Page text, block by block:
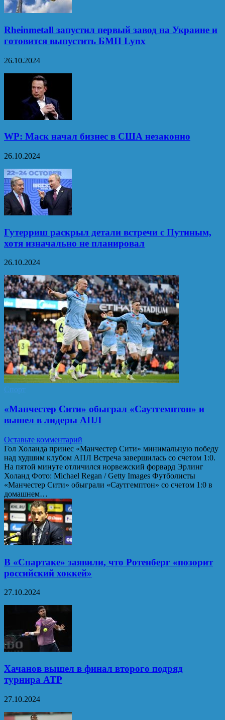
Rheinmetall запустил первый завод на Украине и
готовится выпустить БМП Lynx
26.10.2024
WP: Маск начал бизнес в США незаконно
26.10.2024
Гутерриш раскрыл детали встречи с Путиным,
хотя изначально не планировал
26.10.2024
Спорт
«Манчестер Сити» обыграл «Саутгемптон» и
вышел в лидеры АПЛ
Оставьте комментарий
Гол Холанда принес «Манчестер Сити» минимальную победу
над худшим клубом АПЛ Встреча завершилась со счетом 1:0.
На пятой минуте отличился норвежский форвард Эрлинг
Холанд Фото: Michael Regan / Getty Images Футболисты
«Манчестер Сити» обыграли «Саутгемптон» со счетом 1:0 в
домашнем…
В «Спартаке» заявили, что Ротенберг «позорит
российский хоккей»
27.10.2024
Хачанов вышел в финал второго подряд
турнира ATP
27.10.2024